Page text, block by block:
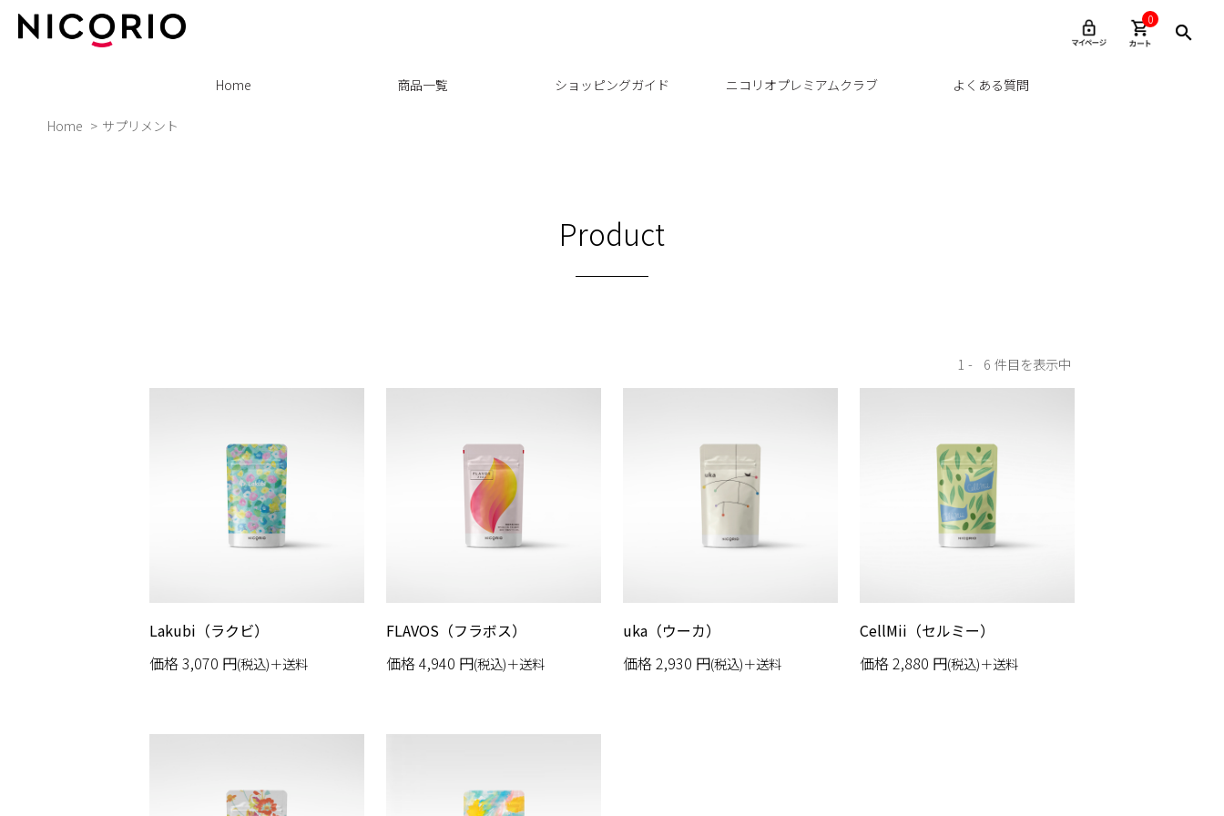
0
Home 商品一覧 ショッピングガイド ニコリオプレミアムクラブ よくある質問
Home サプリメント
Product
1 6
Lakubi（ラクビ）
価格3,070 円(税込)＋送料
FLAVOS（フラボス）
価格4,940 円(税込)＋送料
uka（ウーカ）
価格2,930 円(税込)＋送料
CellMii（セルミー）
価格2,880 円(税込)＋送料